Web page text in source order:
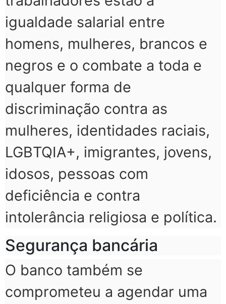
igualdade salarial entre
homens, mulheres, brancos e
negros e o combate a toda e
qualquer forma de
discriminação contra as
mulheres, identidades raciais,
LGBTQIA+, imigrantes, jovens,
idosos, pessoas com
deficiência e contra
intolerância religiosa e política.
Segurança bancária
O banco também se
comprometeu a agendar uma